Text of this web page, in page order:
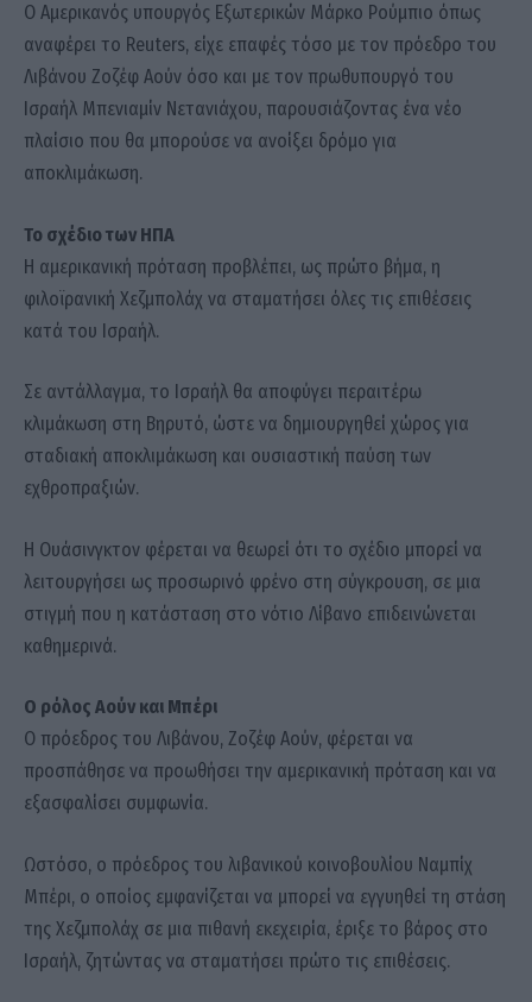
Ο Αμερικανός υπουργός Εξωτερικών Μάρκο Ρούμπιο όπως
αναφέρει το Reuters, είχε επαφές τόσο με τον πρόεδρο του
Λιβάνου Ζοζέφ Αούν όσο και με τον πρωθυπουργό του
Ισραήλ Μπενιαμίν Νετανιάχου, παρουσιάζοντας ένα νέο
πλαίσιο που θα μπορούσε να ανοίξει δρόμο για
αποκλιμάκωση.
Το σχέδιο των ΗΠΑ
Η αμερικανική πρόταση προβλέπει, ως πρώτο βήμα, η
φιλοϊρανική Χεζμπολάχ να σταματήσει όλες τις επιθέσεις
κατά του Ισραήλ.
Σε αντάλλαγμα, το Ισραήλ θα αποφύγει περαιτέρω
κλιμάκωση στη Βηρυτό, ώστε να δημιουργηθεί χώρος για
σταδιακή αποκλιμάκωση και ουσιαστική παύση των
εχθροπραξιών.
Η Ουάσινγκτον φέρεται να θεωρεί ότι το σχέδιο μπορεί να
λειτουργήσει ως προσωρινό φρένο στη σύγκρουση, σε μια
στιγμή που η κατάσταση στο νότιο Λίβανο επιδεινώνεται
καθημερινά.
Ο ρόλος Αούν και Μπέρι
Ο πρόεδρος του Λιβάνου, Ζοζέφ Αούν, φέρεται να
προσπάθησε να προωθήσει την αμερικανική πρόταση και να
εξασφαλίσει συμφωνία.
Ωστόσο, ο πρόεδρος του λιβανικού κοινοβουλίου Ναμπίχ
Μπέρι, ο οποίος εμφανίζεται να μπορεί να εγγυηθεί τη στάση
της Χεζμπολάχ σε μια πιθανή εκεχειρία, έριξε το βάρος στο
Ισραήλ, ζητώντας να σταματήσει πρώτο τις επιθέσεις.